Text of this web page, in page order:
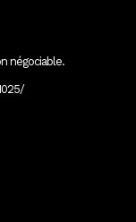
négociable.